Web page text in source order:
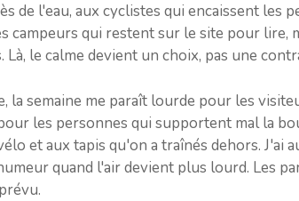
de l'eau, aux cyclistes qui encaissent les
campeurs qui restent sur le site pour lire,
Là, le calme devient un choix, pas une
la semaine me paraît lourde pour les
les personnes qui supportent mal la
et aux tapis qu'on a traînés dehors. J'ai
quand l'air devient plus lourd. Les